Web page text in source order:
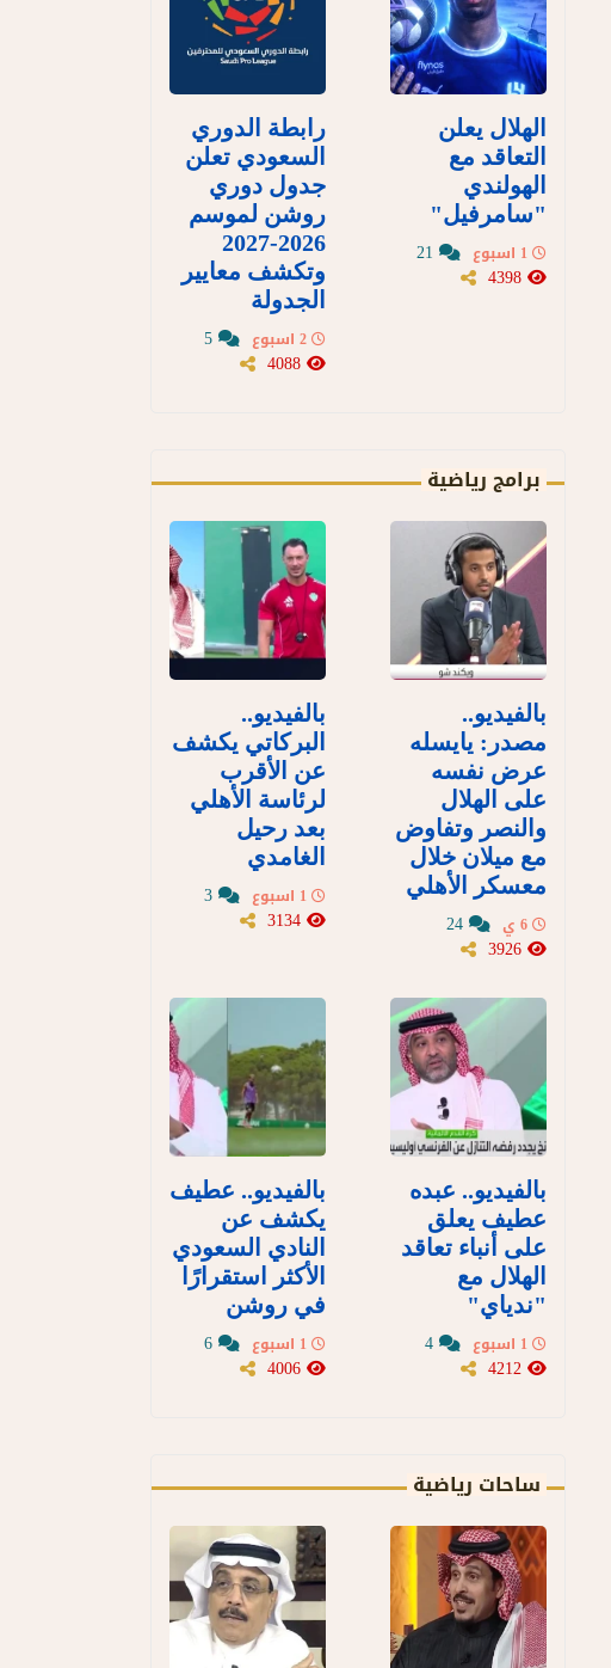
الهلال يعلن
التعاقد مع
الهولندي
"سامرفيل"
رابطة الدوري
السعودي تعلن
جدول دوري
روشن لموسم
2026-2027
وتكشف معايير
الجدولة
برامج رياضية
بالفيديو..
مصدر: يايسله
عرض نفسه
على الهلال
والنصر وتفاوض
مع ميلان خلال
معسكر الأهلي
بالفيديو..
البركاتي يكشف
عن الأقرب
لرئاسة الأهلي
بعد رحيل
الغامدي
بالفيديو.. عبده
عطيف يعلق
على أنباء تعاقد
الهلال مع
"ندياي"
بالفيديو.. عطيف
يكشف عن
النادي السعودي
الأكثر استقرارًا
في روشن
ساحات رياضية